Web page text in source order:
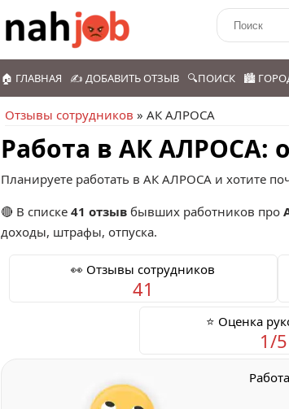
🏠 ГЛАВНАЯ ✍️ ДОБАВИТЬ ОТЗЫВ 🔍ПОИСК 🏙️
Отзывы сотрудников » АК АЛРОСА
Работа в АК АЛРОСА:
Планируете работать в АК АЛРОСА и хотите
🔴 В списке 41 отзыв бывших работников про
доходы, штрафы, отпуска.
👀 Отзывы сотрудников
41
⭐ Оценка
1/5